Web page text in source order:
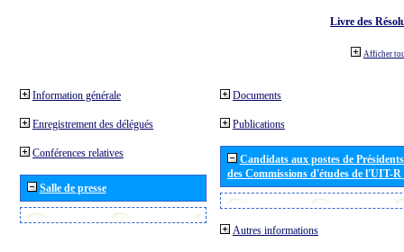
Livre des
Afficher
Information générale
Enregistrement des délégués
Conférences relatives
Salle de presse
Documents
Publications
Candidats aux postes de
des Commissions d'études de l'UIT-
Autres informations